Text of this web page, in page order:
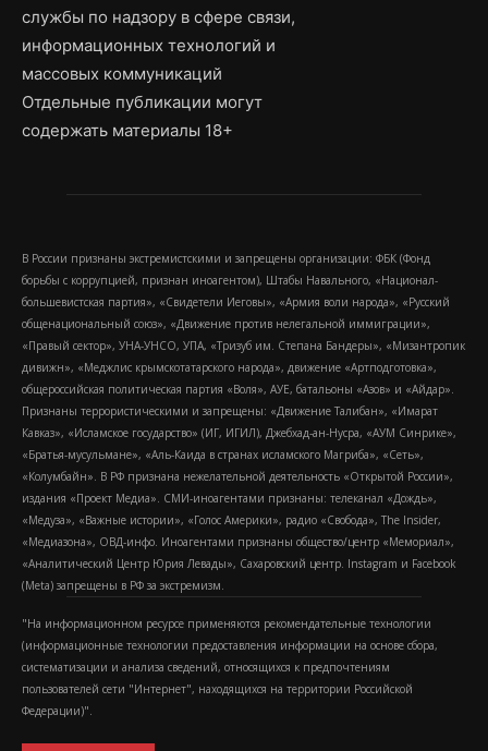
службы по надзору в сфере связи,
информационных технологий и
массовых коммуникаций
Отдельные публикации могут
содержать материалы 18+
В России признаны экстремистскими и запрещены организации: ФБК (Фонд
борьбы с коррупцией, признан иноагентом), Штабы Навального, «Национал-
большевистская партия», «Свидетели Иеговы», «Армия воли народа», «Русский
общенациональный союз», «Движение против нелегальной иммиграции»,
«Правый сектор», УНА-УНСО, УПА, «Тризуб им. Степана Бандеры», «Мизантропик
дивижн», «Меджлис крымскотатарского народа», движение «Артподготовка»,
общероссийская политическая партия «Воля», АУЕ, батальоны «Азов» и «Айдар».
Признаны террористическими и запрещены: «Движение Талибан», «Имарат
Кавказ», «Исламское государство» (ИГ, ИГИЛ), Джебхад-ан-Нусра, «АУМ Синрике»,
«Братья-мусульмане», «Аль-Каида в странах исламского Магриба», «Сеть»,
«Колумбайн». В РФ признана нежелательной деятельность «Открытой России»,
издания «Проект Медиа». СМИ-иноагентами признаны: телеканал «Дождь»,
«Медуза», «Важные истории», «Голос Америки», радио «Свобода», The Insider,
«Медиазона», ОВД-инфо. Иноагентами признаны общество/центр «Мемориал»,
«Аналитический Центр Юрия Левады», Сахаровский центр. Instagram и Facebook
(Metа) запрещены в РФ за экстремизм.
"На информационном ресурсе применяются рекомендательные технологии
(информационные технологии предоставления информации на основе сбора,
систематизации и анализа сведений, относящихся к предпочтениям
пользователей сети "Интернет", находящихся на территории Российской
Федерации)".